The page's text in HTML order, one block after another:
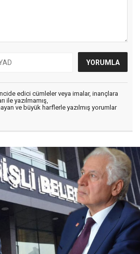
edici cümleler veya imalar, inançlara
ile yazılmamış,
ve büyük harflerle yazılmış yorumlar